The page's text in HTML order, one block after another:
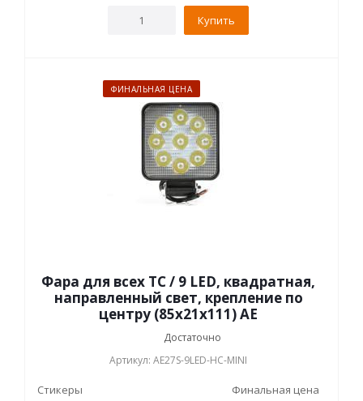
Купить
ФИНАЛЬНАЯ ЦЕНА
Фара для всех ТС / 9 LED, квадратная,
направленный свет, крепление по
центру (85х21х111) AE
Достаточно
Артикул: AE27S-9LED-HC-MINI
Стикеры
Финальная цена